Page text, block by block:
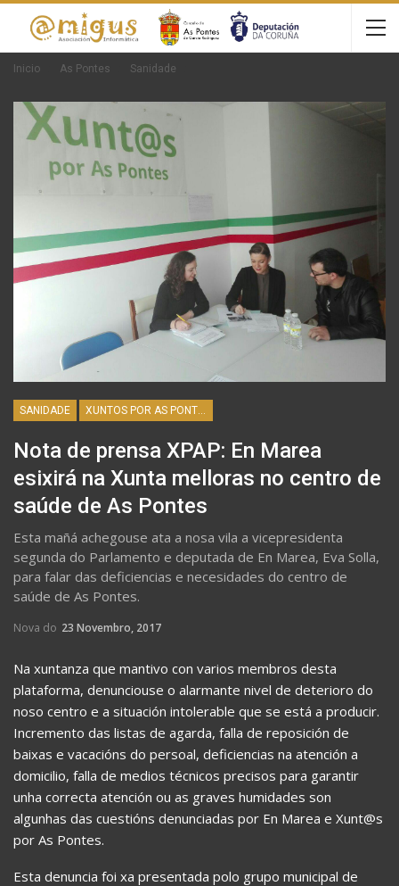
Inicio As Pontes Sanidade
SANIDADE
Nota de prensa XPAP: En Marea
esixirá na Xunta melloras no centro de
saúde de As Pontes
Esta mañá achegouse ata a nosa vila a vicepresidenta
segunda do Parlamento e deputada de En Marea, Eva Solla,
para falar das deficiencias e necesidades do centro de
saúde de As Pontes.
Nova do 23 Novembro, 2017
Na xuntanza que mantivo con varios membros desta
plataforma, denunciouse o alarmante nivel de deterioro do
noso centro e a situación intolerable que se está a producir.
Incremento das listas de agarda, falla de reposición de
baixas e vacacións do persoal, deficiencias na atención a
domicilio, falla de medios técnicos precisos para garantir
unha correcta atención ou as graves humidades son
algunhas das cuestións denunciadas por En Marea e Xunt@s
por As Pontes.
Esta denuncia foi xa presentada polo grupo municipal de